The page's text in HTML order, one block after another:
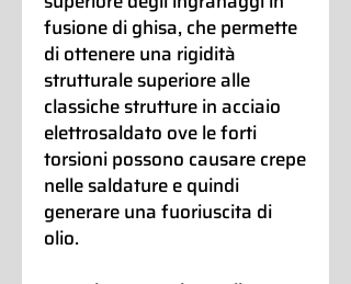
fusione di ghisa, che permette
di ottenere una rigidità
strutturale superiore alle
classiche strutture in acciaio
elettrosaldato ove le forti
torsioni possono causare crepe
nelle saldature e quindi
generare una fuoriuscita di
olio.